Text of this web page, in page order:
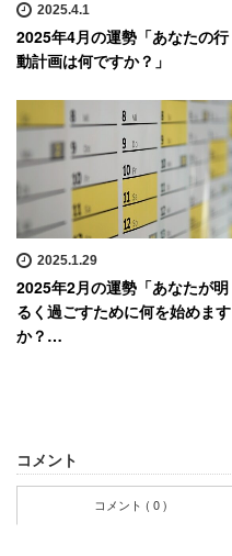
2025.4.1
2025年4月の運勢「あなたの行
動計画は何ですか？」
2025.1.29
2025年2月の運勢「あなたが明
るく過ごすために何を始めます
か？…
コメント
コメント ( 0 )